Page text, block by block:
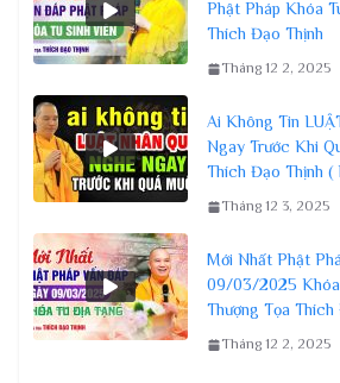
Phật Pháp Khóa
Thích Đạo Thịnh
Tháng 12 2, 2025
Ai Không Tin
Ngay Trước Khi
Thích Đạo Thịnh (
Tháng 12 3, 2025
Mới Nhất Phật
09/03/2025 Khóa
Thượng Tọa Thích
Tháng 12 2, 2025